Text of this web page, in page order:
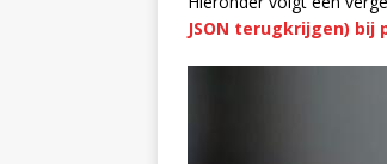
JSON terugkrijgen) bij